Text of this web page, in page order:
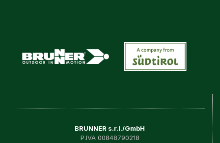
BRUNNER s.r.l./GmbH
P.IVA 00848790218